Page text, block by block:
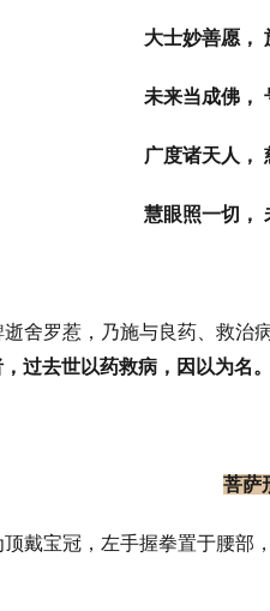
大士妙善愿，
未来当成佛，
广度诸天人，
慧眼照一切，
舍罗惹，乃施与良药、救治
过去世以药救病，因以为名。
菩萨
戴宝冠，左手握拳置于腰部